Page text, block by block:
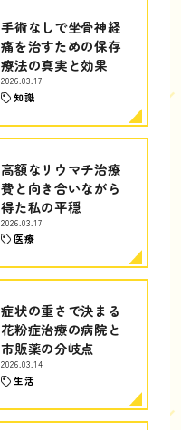
手術なしで坐骨神経
痛を治すための保存
療法の真実と効果
2026.03.17
知識
高額なリウマチ治療
費と向き合いながら
得た私の平穏
2026.03.17
医療
症状の重さで決まる
花粉症治療の病院と
市販薬の分岐点
2026.03.14
生活